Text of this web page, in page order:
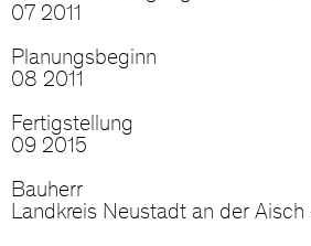
07 2011
Planungsbeginn
08 2011
Fertigstellung
09 2015
Bauherr
Landkreis Neustadt an der